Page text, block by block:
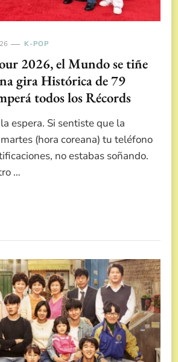
K-POP
2026, el Mundo se tiñe
gira Histórica de 79
todos los Récords
espera. Si sentiste que la
(hora coreana) tu teléfono
no estabas soñando.
…